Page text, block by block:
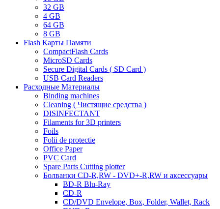
32 GB
4 GB
64 GB
8 GB
Flash Карты Памяти
CompactFlash Cards
MicroSD Cards
Secure Digital Cards ( SD Card )
USB Card Readers
Расходные Материалы
Binding machines
Cleaning ( Чистящие средства )
DISINFECTANT
Filaments for 3D printers
Foils
Folii de protectie
Office Paper
PVC Card
Spare Parts Cutting plotter
Болванки CD-R,RW - DVD+-R,RW и аксессуары
BD-R Blu-Ray
CD-R
CD/DVD Envelope, Box, Folder, Wallet, Rack